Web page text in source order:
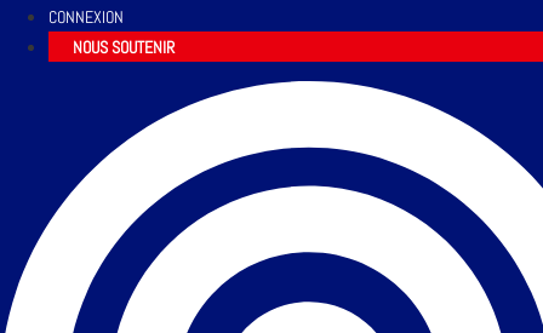
CONNEXION
NOUS SOUTENIR